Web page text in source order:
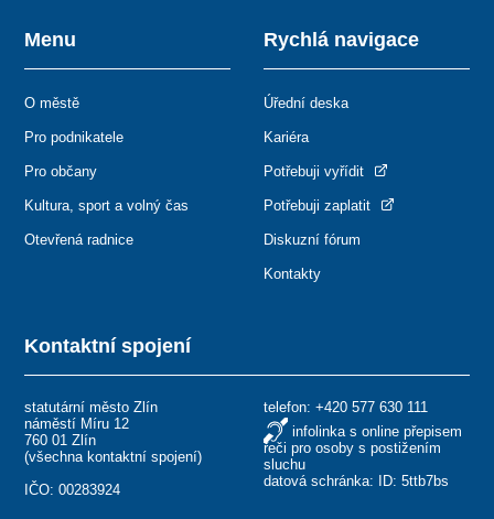
Kontaktní spojení
statutární město Zlín
náměstí Míru 12
760 01 Zlín
(všechna kontaktní spojení)
IČO: 00283924
telefon: +420 577 630 111
infolinka s online přepisem
řeči pro osoby s postižením
sluchu
datová schránka: ID: 5ttb7bs
Menu
O městě
Pro podnikatele
Pro občany
Kultura, sport a volný čas
Otevřená radnice
Rychlá navigace
Úřední deska
Kariéra
Potřebuji vyřídit
Potřebuji zaplatit
Diskuzní fórum
Kontakty